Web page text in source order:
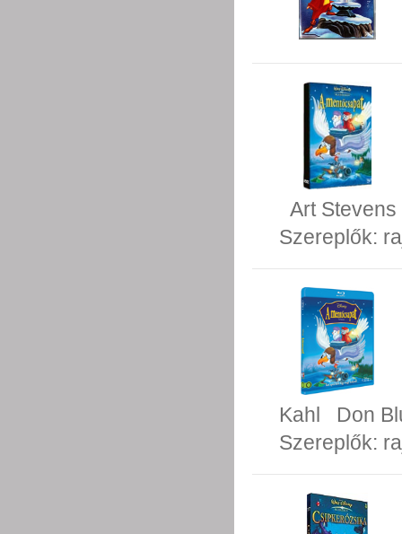
Art Stevens
Szereplők:
Kahl
Don
Szereplők: